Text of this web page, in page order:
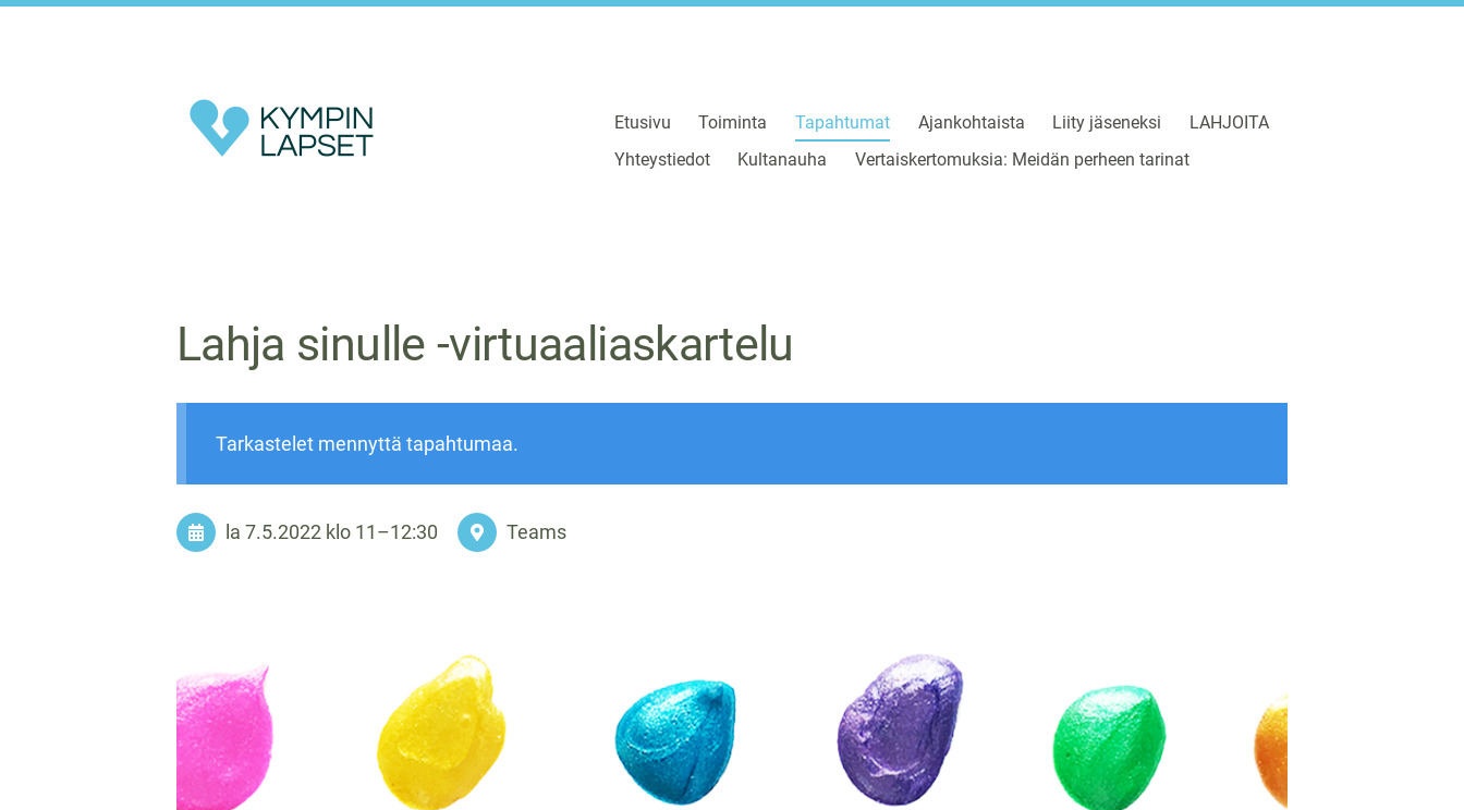
Kympin Lapset ry
Etusivu Toiminta Tapahtumat Ajankohtaista Liity jäseneksi
LAHJOITA
Yhteystiedot
Kultanauha Vertaiskertomuksia: Meidän perheen tarinat
Lahja sinulle -virtuaaliaskartelu
Tarkastelet mennyttä tapahtumaa.
la 7.5.2022 klo 11–12:30 Teams